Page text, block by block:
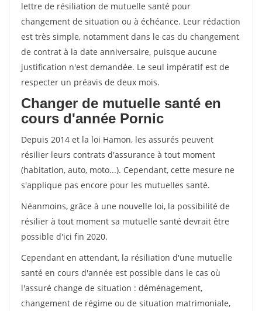
lettre de résiliation de mutuelle santé pour
changement de situation ou à échéance. Leur rédaction
est très simple, notamment dans le cas du changement
de contrat à la date anniversaire, puisque aucune
justification n'est demandée. Le seul impératif est de
respecter un préavis de deux mois.
Changer de mutuelle santé en
cours d'année Pornic
Depuis 2014 et la loi Hamon, les assurés peuvent
résilier leurs contrats d'assurance à tout moment
(habitation, auto, moto...). Cependant, cette mesure ne
s'applique pas encore pour les mutuelles santé.
Néanmoins, grâce à une nouvelle loi, la possibilité de
résilier à tout moment sa mutuelle santé devrait être
possible d'ici fin 2020.
Cependant en attendant, la résiliation d'une mutuelle
santé en cours d'année est possible dans le cas où
l'assuré change de situation : déménagement,
changement de régime ou de situation matrimoniale,